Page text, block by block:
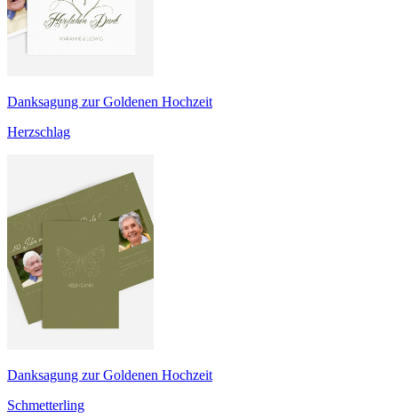
Danksagung zur Goldenen Hochzeit
Herzschlag
Danksagung zur Goldenen Hochzeit
Schmetterling